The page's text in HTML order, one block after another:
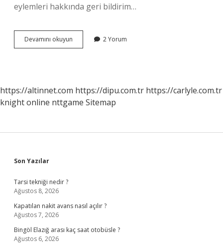
eylemleri hakkında geri bildirim…
Devamını okuyun
Gönüllü
2 Yorum
https://altinnet.com https://dipu.com.tr https://carlyle.com.tr
knight online nttgame Sitemap
Sidebar
Son Yazılar
Tarsi tekniği nedir ?
Ağustos 8, 2026
Kapatılan nakit avans nasıl açılır ?
Ağustos 7, 2026
Bingöl Elazığ arası kaç saat otobüsle ?
Ağustos 6, 2026